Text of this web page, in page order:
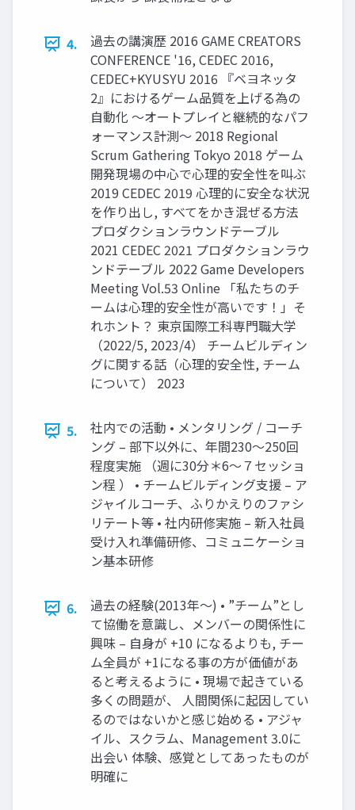
4.
過去の講演歴 2016 GAME CREATORS
CONFERENCE '16, CEDEC 2016,
CEDEC+KYUSYU 2016 『ベヨネッタ
2』におけるゲーム品質を上げる為の
自動化 〜オートプレイと継続的なパフ
ォーマンス計測〜 2018 Regional
Scrum Gathering Tokyo 2018 ゲーム
開発現場の中心で心理的安全性を叫ぶ
2019 CEDEC 2019 心理的に安全な状況
を作り出し, すべてをかき混ぜる方法
プロダクションラウンドテーブル
2021 CEDEC 2021 プロダクションラウ
ンドテーブル 2022 Game Developers
Meeting Vol.53 Online 「私たちのチ
ームは心理的安全性が高いです！」そ
れホント？ 東京国際工科専門職大学
（2022/5, 2023/4） チームビルディン
グに関する話（心理的安全性, チーム
について） 2023
5.
社内での活動 • メンタリング / コーチ
ング – 部下以外に、年間230～250回
程度実施 （週に30分＊6～７セッショ
ン程 ） • チームビルディング支援 – ア
ジャイルコーチ、ふりかえりのファシ
リテート等 • 社内研修実施 – 新入社員
受け入れ準備研修、コミュニケーショ
ン基本研修
6.
過去の経験(2013年～) • ”チーム”とし
て協働を意識し、メンバーの関係性に
興味 – 自身が +10 になるよりも, チー
ム全員が +1になる事の方が価値があ
ると考えるように • 現場で起きている
多くの問題が、 人間関係に起因してい
るのではないかと感じ始める • アジャ
イル、スクラム、Management 3.0に
出会い 体験、感覚としてあったものが
明確に